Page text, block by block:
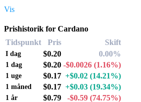
Vis
Prishistorik for Cardano
Tidspunkt
Pris Skift
I dag $0.20 0.00%
1 dag $0.20 -$0.0026 (1.16%)
1 uge $0.17 +$0.02 (14.21%)
1 måned $0.17 +$0.03 (19.34%)
1 år $0.79 -$0.59 (74.75%)